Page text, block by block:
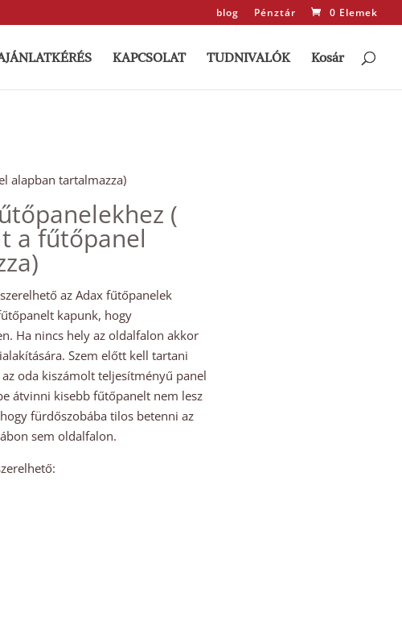
blog Pénztár 0 Elemek
KAPCSOLAT TUDNIVALÓK Kosár
alapban tartalmazza)
(
a fűtőpanel
az Adax fűtőpanelek
kapunk, hogy
Ha nincs hely az oldalfalon akkor
Szem előtt kell tartani
oda kiszámolt teljesítményű panel
átvinni kisebb fűtőpanelt nem lesz
fürdőszobába tilos betenni az
sem oldalfalon.